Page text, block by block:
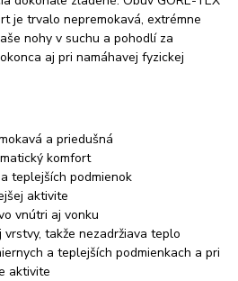
je trvalo nepremokavá, extrémne
nohy v suchu a pohodlí za
aj pri namáhavej fyzickej
a priedušná
komfort
teplejších podmienok
aktivite
vnútri aj vonku
vrstvy, takže nezadržiava teplo
a teplejších podmienkach a pri
aktivite